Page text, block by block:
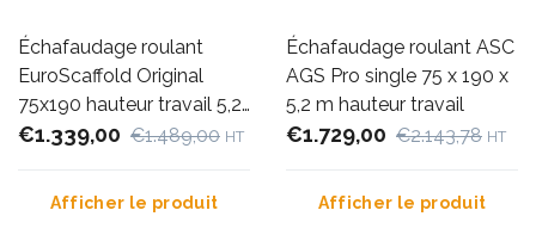
Échafaudage roulant
EuroScaffold Original
75x190 hauteur travail 5,2
m
€1.339,00 €1.489,00 HT
Afficher le produit
Échafaudage roulant ASC
AGS Pro single 75 x 190 x
5,2 m hauteur travail
€1.729,00 €2.143,78 HT
Afficher le produit